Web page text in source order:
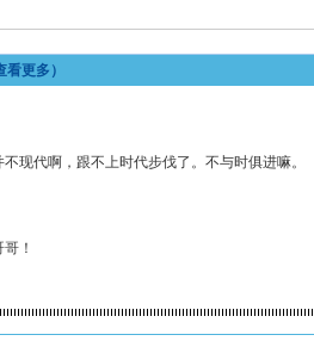
更多）
现代啊，跟不上时代步伐了。不与时俱进嘛。
！